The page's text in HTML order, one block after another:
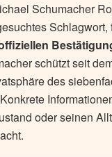
Schumacher
Schlagwort,
schützt seit
des
oder seinen